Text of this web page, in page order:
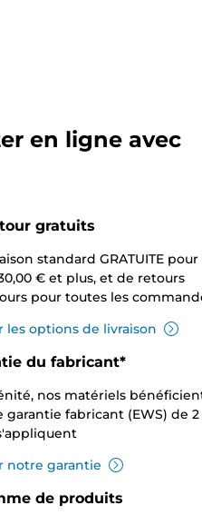
en ligne avec
gratuits
standard GRATUITE pour
€ et plus, et de retours
pour toutes les
les options de livraison
du fabricant*
nos matériels
fabricant (EWS) de 2
notre garantie
de produits